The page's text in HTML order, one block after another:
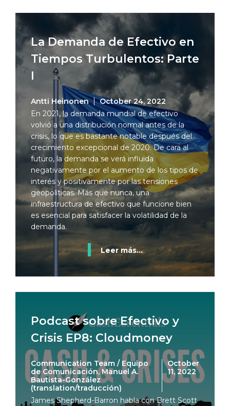
La Demanda de Efectivo en
Tiempos Turbulentos: Parte
I
Antti Heinonen
October 24, 2022
En 2021, la demanda mundial de efectivo
volvió a una distribución normal antes de la
crisis, lo que es bastante notable después del
crecimiento excepcional de 2020. De cara al
futuro, la demanda se verá influida
negativamente por el aumento de los tipos de
interés y positivamente por las tensiones
geopolíticas. Más que nunca, una
infraestructura de efectivo que funcione bien
es esencial para satisfacer la volatilidad de la
demanda.
Leer más...
Podcast sobre Efectivo y
Crisis EP8: Cloudmoney
Communication Team / Equipo
de Comunicación, Manuel A.
Bautista-González
(translation/traducción)
October
11, 2022
James Shepherd-Barron habla con Brett Scott